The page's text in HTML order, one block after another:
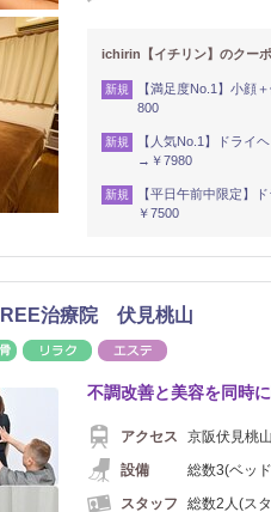
ichirin【イチリン】のクー
新規
【満足度No.1】小顔
800
新規
【人気No.1】ドライ
→￥7980
新規
【平日午前中限定】
￥7500
治療院 伏見桃山
接骨・整骨 リラク
不調改善と美容を同時
アクセス
京阪伏見桃
設備
総数3(ベッ
スタッフ
総数2人(ス